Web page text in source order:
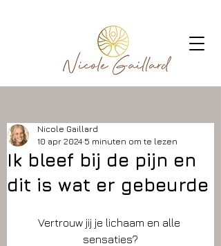
Ik bleef bij de pijn en
dit is wat er gebeurde
Nicole Gaillard
10 apr 2024 5 minuten om te lezen
Vertrouw jij je lichaam en alle
sensaties?